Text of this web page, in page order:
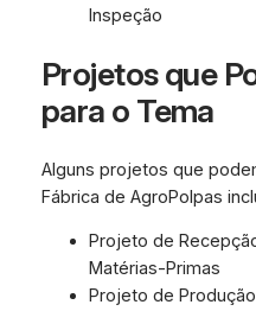
Inspeção
Projetos que
para o Tema
Alguns projetos que
Fábrica de AgroPolpas
Projeto de
Matérias-Primas
Projeto de